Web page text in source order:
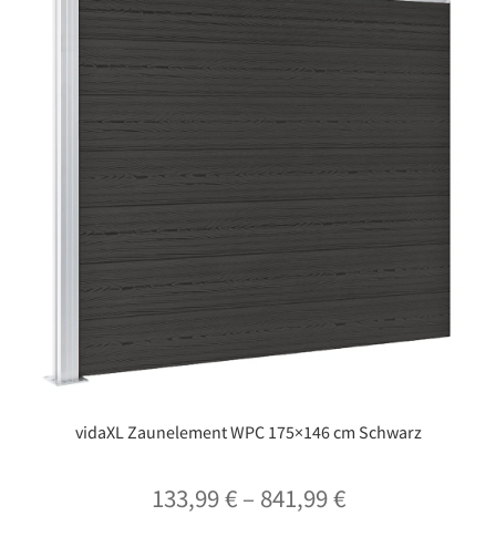
vidaXL Zaunelement WPC 175×146 cm Schwarz
133,99€ – 841,99€Preisspanne: